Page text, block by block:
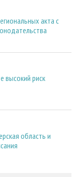
акта с
высокий риск
область и